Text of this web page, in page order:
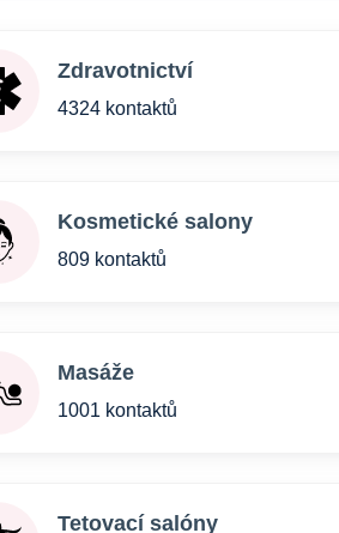
Zdravotnictví
4324 kontaktů
Kosmetické salony
809 kontaktů
Masáže
1001 kontaktů
Tetovací salóny